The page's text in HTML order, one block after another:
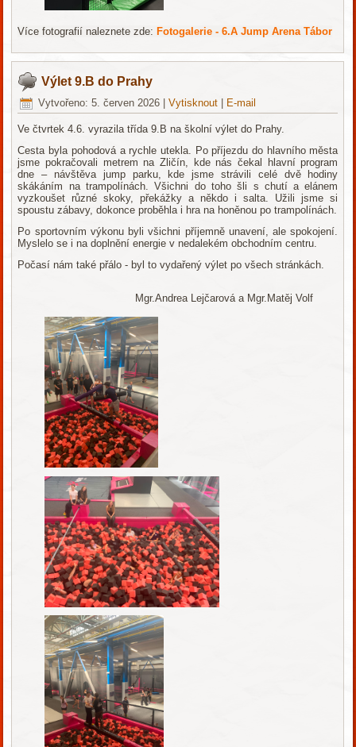
Více fotografií naleznete zde: Fotogalerie - 6.A Jump Arena Tábor
Výlet 9.B do Prahy
Vytvořeno: 5. červen 2026 |Vytisknout E-mail
Ve čtvrtek 4.6. vyrazila třída 9.B na školní výlet do Prahy.
Cesta byla pohodová a rychle utekla. Po příjezdu do hlavního města
jsme pokračovali metrem na Zličín, kde nás čekal hlavní program
dne – návštěva jump parku, kde jsme strávili celé dvě hodiny
skákáním na trampolínách. Všichni do toho šli s chutí a elánem
vyzkoušet různé skoky, překážky a někdo i salta. Užili jsme si
spoustu zábavy, dokonce proběhla i hra na honěnou po trampolínách.
Po sportovním výkonu byli všichni příjemně unavení, ale spokojení.
Myslelo se i na doplnění energie v nedalekém obchodním centru.
Počasí nám také přálo - byl to vydařený výlet po všech stránkách.
Mgr.Andrea Lejčarová a Mgr.Matěj Volf